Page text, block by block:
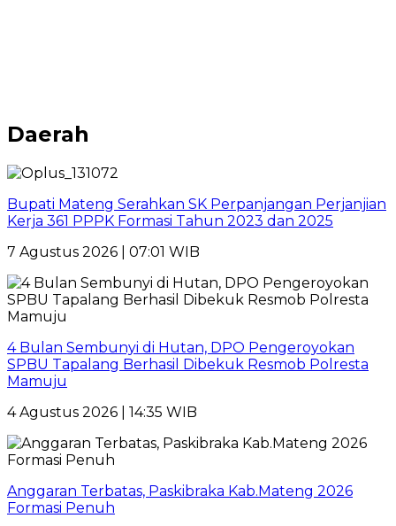
Daerah
Bupati Mateng Serahkan SK Perpanjangan Perjanjian
Kerja 361 PPPK Formasi Tahun 2023 dan 2025
7 Agustus 2026 | 07:01 WIB
4 Bulan Sembunyi di Hutan, DPO Pengeroyokan
SPBU Tapalang Berhasil Dibekuk Resmob Polresta
Mamuju
4 Agustus 2026 | 14:35 WIB
Anggaran Terbatas, Paskibraka Kab.Mateng 2026
Formasi Penuh